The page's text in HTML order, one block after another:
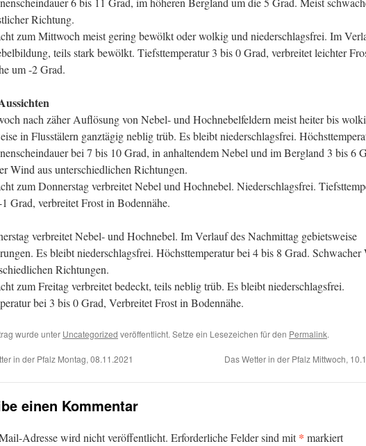
Richtung.
zum Mittwoch meist gering bewölkt oder wolkig und niederschlagsfrei. Im
teils stark bewölkt. Tiefsttemperatur 3 bis 0 Grad, verbreitet leichter
um -2 Grad.
nach zäher Auflösung von Nebel- und Hochnebelfeldern meist heiter bis
in Flusstälern ganztägig neblig trüb. Es bleibt niederschlagsfrei.
bei 7 bis 10 Grad, in anhaltendem Nebel und im Bergland 3 bis 6
Wind aus unterschiedlichen Richtungen.
zum Donnerstag verbreitet Nebel und Hochnebel. Niederschlagsfrei.
Grad, verbreitet Frost in Bodennähe.
verbreitet Nebel- und Hochnebel. Im Verlauf des Nachmittag gebietsweise
Es bleibt niederschlagsfrei. Höchsttemperatur bei 4 bis 8 Grad. Schwacher
Richtungen.
zum Freitag verbreitet bedeckt, teils neblig trüb. Es bleibt niederschlagsfrei.
bei 3 bis 0 Grad, Verbreitet Frost in Bodennähe.
wurde unter Uncategorized veröffentlicht. Setze ein Lesezeichen für den Permalink.
in der Pfalz Montag, 08.11.2021 Das Wetter in der Pfalz Mittwoch,
einen Kommentar
Adresse wird nicht veröffentlicht. Erforderliche Felder sind mit* markiert